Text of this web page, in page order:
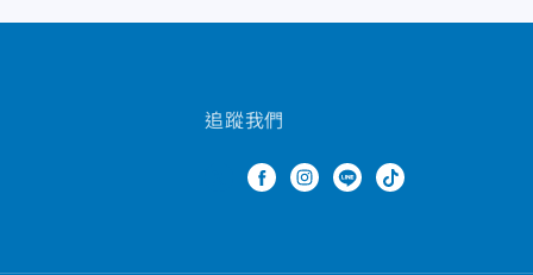
追蹤我們